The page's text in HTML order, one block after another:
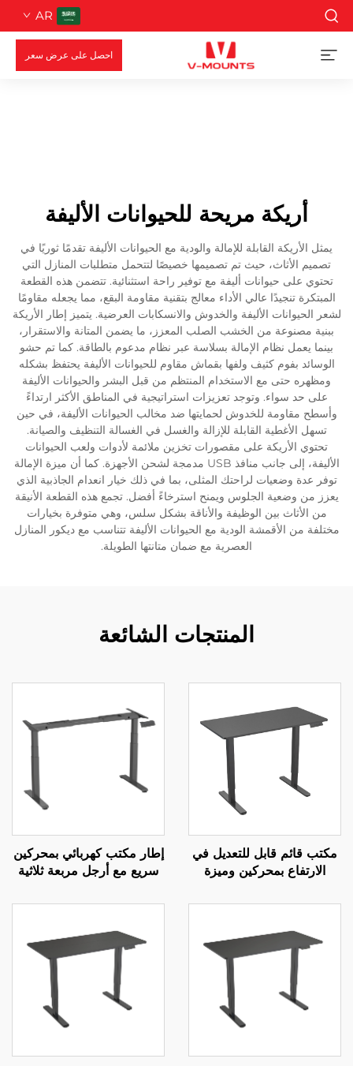
AR
احصل على عرض سعر
أريكة مريحة للحيوانات الأليفة
يمثل الأريكة القابلة للإمالة والودية مع الحيوانات الأليفة تقدمًا ثوريًا في
تصميم الأثاث، حيث تم تصميمها خصيصًا لتتحمل متطلبات المنازل التي
تحتوي على حيوانات أليفة مع توفير راحة استثنائية. تتضمن هذه القطعة
المبتكرة تنجيدًا عالي الأداء معالج بتقنية مقاومة البقع، مما يجعله مقاومًا
لشعر الحيوانات الأليفة والخدوش والانسكابات العرضية. يتميز إطار الأريكة
ببنية مصنوعة من الخشب الصلب المعزز، ما يضمن المتانة والاستقرار،
بينما يعمل نظام الإمالة بسلاسة عبر نظام مدعوم بالطاقة. كما تم حشو
الوسائد بفوم كثيف ولفها بقماش مقاوم للحيوانات الأليفة يحتفظ بشكله
ومظهره حتى مع الاستخدام المنتظم من قبل البشر والحيوانات الأليفة
على حد سواء. وتوجد تعزيزات استراتيجية في المناطق الأكثر ارتداءً
وأسطح مقاومة للخدوش لحمايتها ضد مخالب الحيوانات الأليفة، في حين
تسهل الأغطية القابلة للإزالة والغسل في الغسالة التنظيف والصيانة.
تحتوي الأريكة على مقصورات تخزين ملائمة لأدوات ولعب الحيوانات
الأليفة، إلى جانب منافذ USB مدمجة لشحن الأجهزة. كما أن ميزة الإمالة
توفر عدة وضعيات لراحتك المثلى، بما في ذلك خيار انعدام الجاذبية الذي
يعزز من وضعية الجلوس ويمنح استرخاءً أفضل. تجمع هذه القطعة الأنيقة
من الأثاث بين الوظيفة والأناقة بشكل سلس، وهي متوفرة بخيارات
مختلفة من الأقمشة الودية مع الحيوانات الأليفة تتناسب مع ديكور المنازل
العصرية مع ضمان متانتها الطويلة.
المنتجات الشائعة
مكتب قائم قابل للتعديل في
الارتفاع بمحركين وميزة
MOUNTS JSD2-01-1P
إطار مكتب كهربائي بمحركين
سريع مع أرجل مربعة ثلاثية
ثانية – V-MOUNTS JSD2-